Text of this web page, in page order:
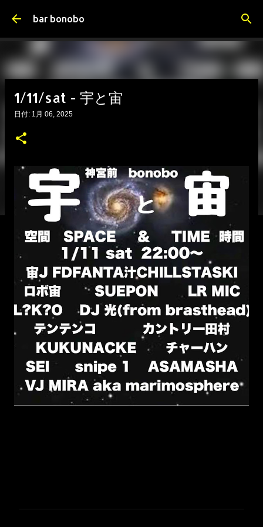
スキップしてメイン コンテンツに移動
bar bonobo
1/11/sat - 宇と宙
日付: 1月 06, 2025